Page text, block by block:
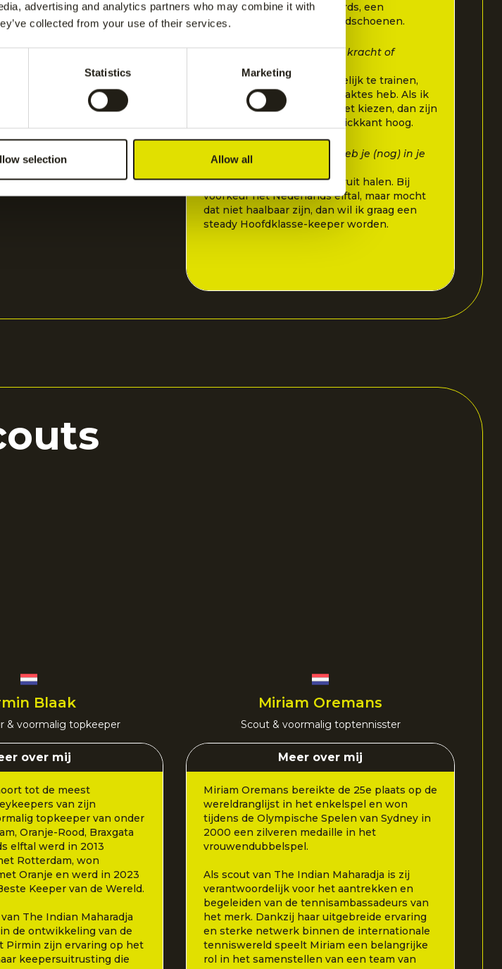
advertising and analytics partners who may combine it with
collected from your use of their services.
Statistics Marketing
selection Allow all
Ik gebruik klompen, legguards, een
keepersbroek, body en handschoenen.
Wat zie jij als jouw grootste kracht of
specialiteit als keeper?
Ik probeer zo allround mogelijk te trainen,
zodat ik zo min mogelijk zwaktes heb. Als ik
toch mijn sterkste punt moet kiezen, dan zijn
dat mijn reflexen en mijn stickkant hoog.
Welke doelen of ambities heb je (nog) in je
keeperscarrière?
Ik wil graag het maximale eruit halen. Bij
voorkeur het Nederlands elftal, maar mocht
dat niet haalbaar zijn, dan wil ik graag een
steady Hoofdklasse-keeper worden.
Blaak
& voormalig topkeeper
over mij
tot de meest
van zijn
topkeeper van onder
Oranje-Rood, Braxgata
elftal werd in 2013
Rotterdam, won
Oranje en werd in 2023
Keeper van de Wereld.
The Indian Maharadja
de ontwikkeling van de
Pirmin zijn ervaring op het
keepersuitrusting die
Miriam Oremans
Scout & voormalig toptennisster
Meer over mij
Miriam Oremans bereikte de 25e plaats op de
wereldranglijst in het enkelspel en won
tijdens de Olympische Spelen van Sydney in
2000 een zilveren medaille in het
vrouwendubbelspel.
Als scout van The Indian Maharadja is zij
verantwoordelijk voor het aantrekken en
begeleiden van de tennisambassadeurs van
het merk. Dankzij haar uitgebreide ervaring
en sterke netwerk binnen de internationale
tenniswereld speelt Miriam een belangrijke
rol in het samenstellen van een team van